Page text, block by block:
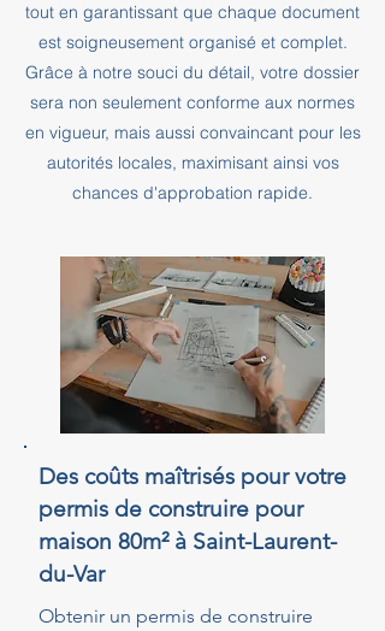
tout en garantissant que chaque document
est soigneusement organisé et complet.
Grâce à notre souci du détail, votre dossier
sera non seulement conforme aux normes
en vigueur, mais aussi convaincant pour les
autorités locales, maximisant ainsi vos
chances d'approbation rapide.
Des coûts maîtrisés pour votre
permis de construire pour
maison 80m² à Saint-Laurent-
du-Var
Obtenir un permis de construire